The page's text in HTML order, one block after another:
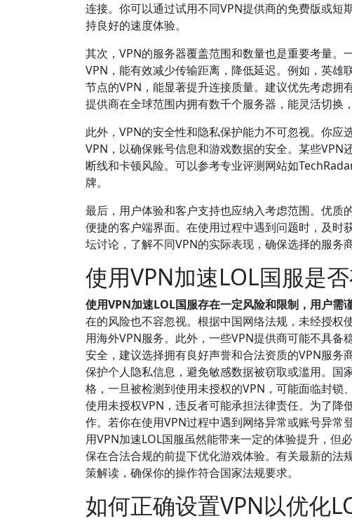
连接。你可以通过试用不同VPN提供商的免费版或
持良好的速度体验。
其次，VPN的服务器覆盖范围和数量也是重要考量
VPN，能有效减少传输距离，降低延迟。例如，英
节点的VPN，能显著提升连接质量。建议优先考虑
提供商在全球范围内拥有数千个服务器，能灵活切换
此外，VPN的安全性和隐私保护能力不可忽视。你应
VPN，以确保账号信息和游戏数据的安全。某些VPN
断线和卡顿风险。可以参考专业评测网站如
牌。
最后，用户体验和客户支持也应纳入考虑范围。优质
便捷的客户端界面。在使用过程中遇到问题时，及
坛讨论，了解不同VPN的实际表现，确保选择的服务
使用VPN加速LOL国服是
使用VPN加速LOL国服存在一定风险和限制，用户需
在的风险也不容忽视。根据中国网络法规，未经授权
用海外VPN服务。此外，一些VPN提供商可能不具
安全，建议选择拥有良好声誉和合法资质的VPN服
保护个人隐私信息，避免敏感数据被窃取或滥用。
格，一旦被检测到使用未授权的VPN，可能面临封
使用未授权VPN，违反者可能承担法律责任。为了
作。若你在使用VPN过程中遇到网络异常或账号异
用VPN加速LOL国服虽然能带来一定的体验提升，但
保在合法合规的前提下优化游戏体验。有关最新的法
策解读，确保你的操作符合国家法规要求。
如何正确设置VPN以优化